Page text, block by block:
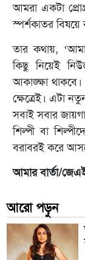
আমরা একটা
স্পর্শকাতর বিষয়ে
তার কথায়,
কিছু নিয়েই
আকাঙ্ক্ষা
ক্ষেত্রেই। এটা
সবাই সবার
শিল্পী বা
বরাবরই করে
আমার বার্তা/
আরো পড়ুন